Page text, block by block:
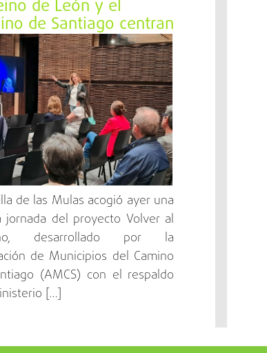
de León y el
de Santiago centran
participativa
al Camino” en
de las Mulas
de las Mulas acogió ayer una
jornada del proyecto Volver al
desarrollado por la
de Municipios del Camino
(AMCS) con el respaldo
[…]